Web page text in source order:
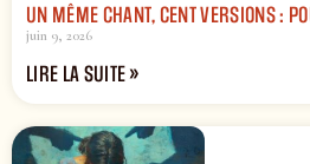
UN MÊME CHANT, CENT VERSIONS :
juin 9, 2026
LIRE LA SUITE »